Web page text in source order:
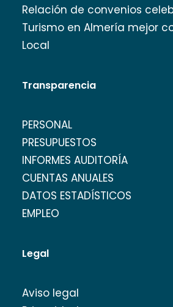
Relación de convenios
Turismo en Almería mejor
Local
Transparencia
PERSONAL
PRESUPUESTOS
INFORMES AUDITORÍA
CUENTAS ANUALES
DATOS ESTADÍSTICOS
EMPLEO
Legal
Aviso legal